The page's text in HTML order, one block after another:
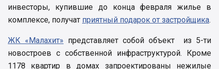
инвесторы, купившие до конца февраля жилье в
комплексе, получат приятный подарок от застройщика.
ЖК «Малахит» представляет собой объект из 5-ти
новостроев с собственной инфраструктурой. Кроме
1178 квартир в домах запроектированы нежилые